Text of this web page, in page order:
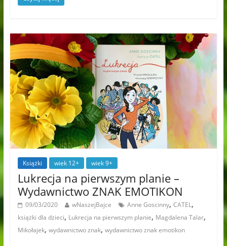
Książki wiek 12+ wiek 9+
Lukrecja na pierwszym planie –
Wydawnictwo ZNAK EMOTIKON
09/03/2020 wNaszejBajce Anne Goscinny, CATEL,
książki dla dzieci, Lukrecja na pierwszym planie, Magdalena Talar,
Mikołajek, wydawnictwo znak, wydawnictwo znak emotikon